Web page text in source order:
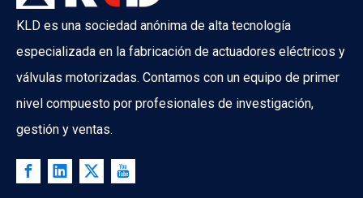
KLD es una sociedad anónima de alta tecnología
especializada en la fabricación de actuadores eléctricos y
válvulas motorizadas. Contamos con un equipo de primer
nivel compuesto por profesionales de investigación,
gestión y ventas.